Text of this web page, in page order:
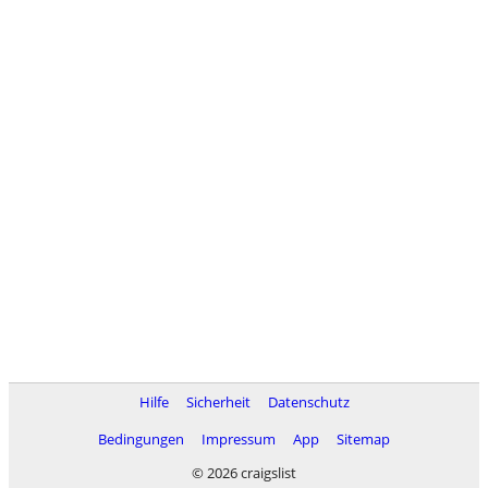
Hilfe Sicherheit
Datenschutz
Bedingungen
Impressum App
Sitemap
© 2026 craigslist